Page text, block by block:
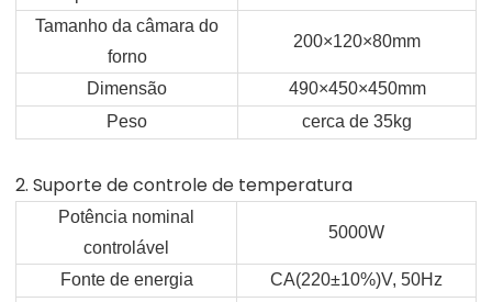
Tamanho da câmara do
forno
200×120×80mm
Dimensão
490×450×450mm
Peso
cerca de 35kg
2. Suporte de controle de temperatura
Potência nominal
controlável
5000W
Fonte de energia
CA(220±10%)V, 50Hz